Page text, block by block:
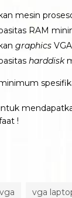
mesin
RAM
graphics
harddisk
!
vga